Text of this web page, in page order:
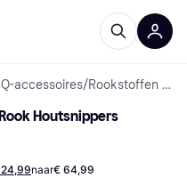
accessoires/ Rookstoffen & Pellets
Houtsnippers
naar€ 64,99